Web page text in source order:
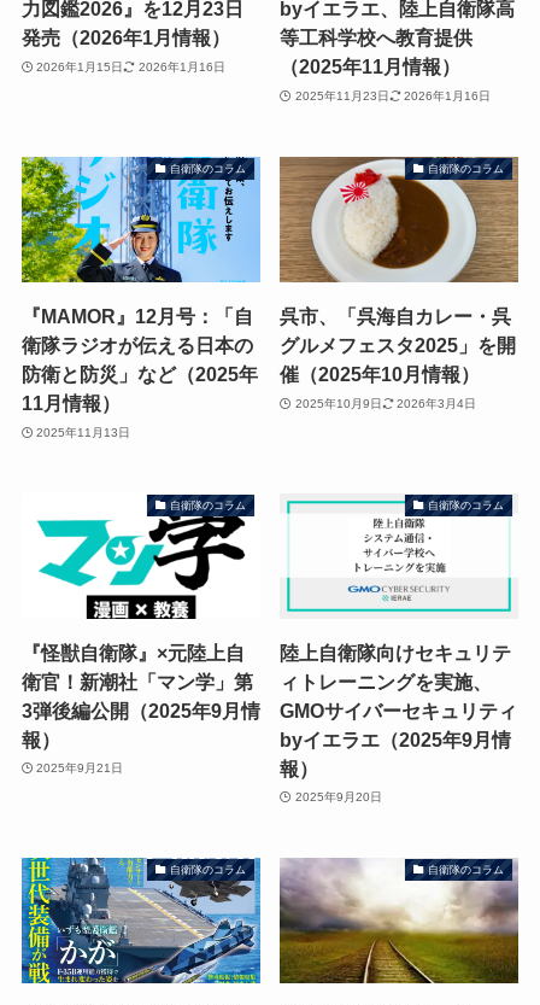
力図鑑2026』を12月23日
発売（2026年1月情報）
2026年1月15日 2026年1月16日
byイエラエ、陸上自衛隊高
等工科学校へ教育提供
（2025年11月情報）
2025年11月23日 2026年1月16日
自衛隊のコラム
『MAMOR』12月号：「自
衛隊ラジオが伝える日本の
防衛と防災」など（2025年
11月情報）
2025年11月13日
自衛隊のコラム
呉市、「呉海自カレー・呉
グルメフェスタ2025」を開
催（2025年10月情報）
2025年10月9日 2026年3月4日
自衛隊のコラム
『怪獣自衛隊』×元陸上自
衛官！新潮社「マン学」第
3弾後編公開（2025年9月情
報）
2025年9月21日
自衛隊のコラム
陸上自衛隊向けセキュリテ
ィトレーニングを実施、
GMOサイバーセキュリティ
byイエラエ（2025年9月情
報）
2025年9月20日
自衛隊のコラム 自衛隊のコラム